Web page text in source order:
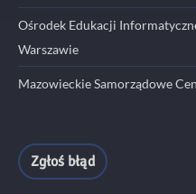
Ośrodek Edukacji
Warszawie
Mazowieckie Samorządowe
Zgłoś błąd